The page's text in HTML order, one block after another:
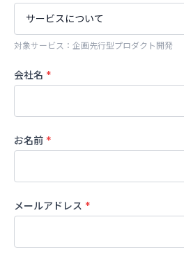
対象サービス：企画先行型プロダクト開発
会社名 *
お名前 *
メールアドレス *